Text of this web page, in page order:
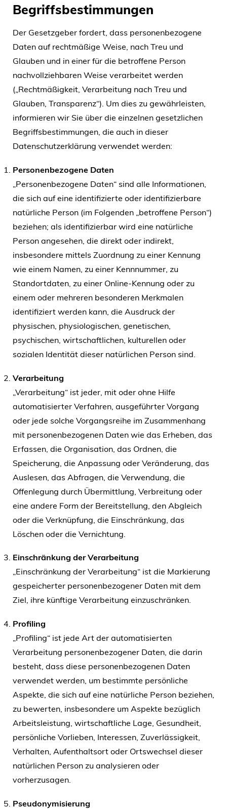
Begriffsbestimmungen
Der Gesetzgeber fordert, dass personenbezogene
Daten auf rechtmäßige Weise, nach Treu und
Glauben und in einer für die betroffene Person
nachvollziehbaren Weise verarbeitet werden
(„Rechtmäßigkeit, Verarbeitung nach Treu und
Glauben, Transparenz“). Um dies zu gewährleisten,
informieren wir Sie über die einzelnen gesetzlichen
Begriffsbestimmungen, die auch in dieser
Datenschutzerklärung verwendet werden:
Personenbezogene Daten
„Personenbezogene Daten“ sind alle Informationen,
die sich auf eine identifizierte oder identifizierbare
natürliche Person (im Folgenden „betroffene Person“)
beziehen; als identifizierbar wird eine natürliche
Person angesehen, die direkt oder indirekt,
insbesondere mittels Zuordnung zu einer Kennung
wie einem Namen, zu einer Kennnummer, zu
Standortdaten, zu einer Online-Kennung oder zu
einem oder mehreren besonderen Merkmalen
identifiziert werden kann, die Ausdruck der
physischen, physiologischen, genetischen,
psychischen, wirtschaftlichen, kulturellen oder
sozialen Identität dieser natürlichen Person sind.
Verarbeitung
„Verarbeitung“ ist jeder, mit oder ohne Hilfe
automatisierter Verfahren, ausgeführter Vorgang
oder jede solche Vorgangsreihe im Zusammenhang
mit personenbezogenen Daten wie das Erheben, das
Erfassen, die Organisation, das Ordnen, die
Speicherung, die Anpassung oder Veränderung, das
Auslesen, das Abfragen, die Verwendung, die
Offenlegung durch Übermittlung, Verbreitung oder
eine andere Form der Bereitstellung, den Abgleich
oder die Verknüpfung, die Einschränkung, das
Löschen oder die Vernichtung.
Einschränkung der Verarbeitung
„Einschränkung der Verarbeitung“ ist die Markierung
gespeicherter personenbezogener Daten mit dem
Ziel, ihre künftige Verarbeitung einzuschränken.
Profiling
„Profiling“ ist jede Art der automatisierten
Verarbeitung personenbezogener Daten, die darin
besteht, dass diese personenbezogenen Daten
verwendet werden, um bestimmte persönliche
Aspekte, die sich auf eine natürliche Person beziehen,
zu bewerten, insbesondere um Aspekte bezüglich
Arbeitsleistung, wirtschaftliche Lage, Gesundheit,
persönliche Vorlieben, Interessen, Zuverlässigkeit,
Verhalten, Aufenthaltsort oder Ortswechsel dieser
natürlichen Person zu analysieren oder
vorherzusagen.
Pseudonymisierung